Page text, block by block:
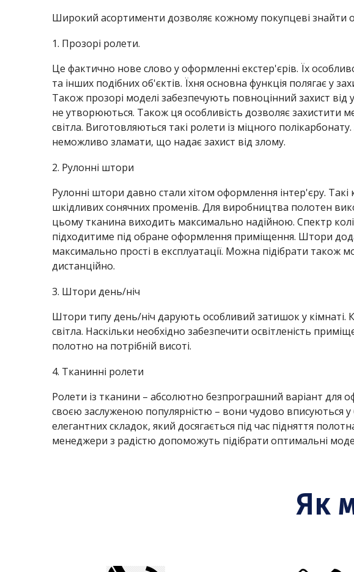
З
Ролети на
Гаражні
Відкатні
Механічні
Широкий асортименти дозволяє кожному покупцеві
1. Прозорі ролети.
Це фактично нове слово у оформленні екстер'єрів. Їх
та інших подібних об'єктів. Їхня основна функція полягає у
Також прозорі моделі забезпечують повноцінний захист
не утворюються. Також ця особливість дозволяє захистити
світла. Виготовляються такі ролети із міцного
неможливо зламати, що надає захист від злому.
2. Рулонні штори
Рулонні штори давно стали хітом оформлення інтер'єру.
шкідливих сонячних променів. Для виробництва полотен
цьому тканина виходить максимально надійною. Спектр
підходитиме під обране оформлення приміщення. Штори
максимально прості в експлуатації. Можна підібрати
дистанційно.
3. Штори день/ніч
Штори типу день/ніч дарують особливий затишок у кімнаті.
світла. Наскільки необхідно забезпечити освітленість
полотно на потрібній висоті.
4. Тканинні ролети
Ролети із тканини – абсолютно безпрограшний варіант для
своєю заслуженою популярністю – вони чудово вписуються у
елегантних складок, який досягається під час підняття
менеджери з радістю допоможуть підібрати оптимальні
Як